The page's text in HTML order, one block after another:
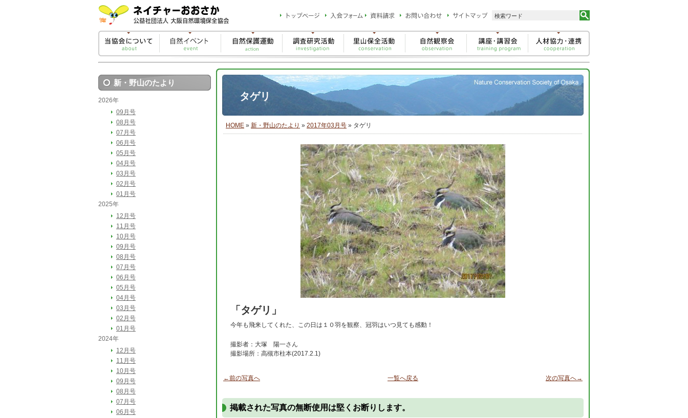
タゲリ
HOME » 新・野山のたより » 2017年03月号 » タゲリ
「タゲリ」
今年も飛来してくれた、この日は１０羽を観察、冠羽はいつ見ても感動！
撮影者：大塚 陽一さん
撮影場所：高槻市柱本(2017.2.1)
←前の写真へ 次の写真へ→
一覧へ戻る
掲載された写真の無断使用は堅くお断りします。
新・野山のたより
2026年
09月号
08月号
07月号
06月号
05月号
04月号
03月号
02月号
01月号
2025年
12月号
11月号
10月号
09月号
08月号
07月号
06月号
05月号
04月号
03月号
02月号
01月号
2024年
12月号
11月号
10月号
09月号
08月号
07月号
06月号